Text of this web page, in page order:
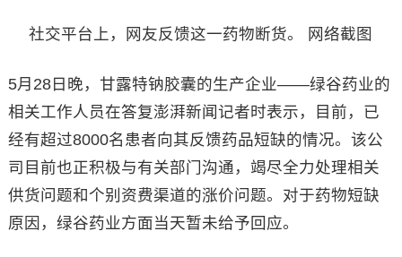
社交平台上，网友反馈这一药物断货。 网络截图
5月28日晚，甘露特钠胶囊的生产企业——绿谷药业的
相关工作人员在答复澎湃新闻记者时表示，目前，已
经有超过8000名患者向其反馈药品短缺的情况。该公
司目前也正积极与有关部门沟通，竭尽全力处理相关
供货问题和个别资费渠道的涨价问题。对于药物短缺
原因，绿谷药业方面当天暂未给予回应。